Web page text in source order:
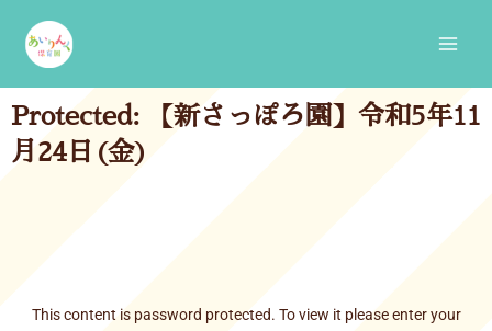
content
Protected: 【新さっぽろ園】令和5年11
月24日(金)
This content is password protected. To view it please enter your